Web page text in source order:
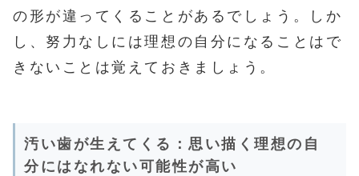
の形が違ってくることがあるでしょう。しか
し、努力なしには理想の自分になることはで
きないことは覚えておきましょう。
汚い歯が生えてくる：思い描く理想の自
分にはなれない可能性が高い